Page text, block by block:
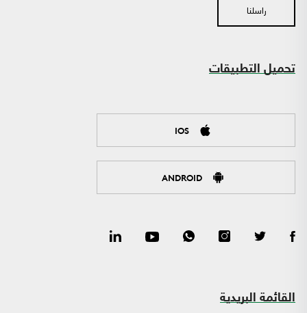
راسلنا
تحميل التطبيقات
IOS
ANDROID
القائمة البريدية